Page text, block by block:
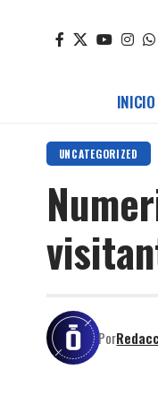
INICIO
UNCATEGORIZED
Por